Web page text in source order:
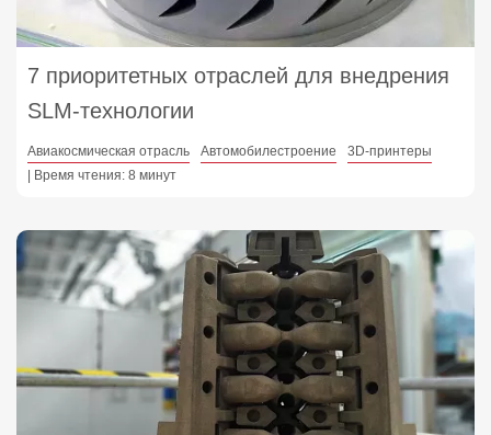
7 приоритетных отраслей для внедрения
SLM‑технологии
Авиакосмическая отрасль Автомобилестроение
3D-принтеры
| Время чтения: 8 минут